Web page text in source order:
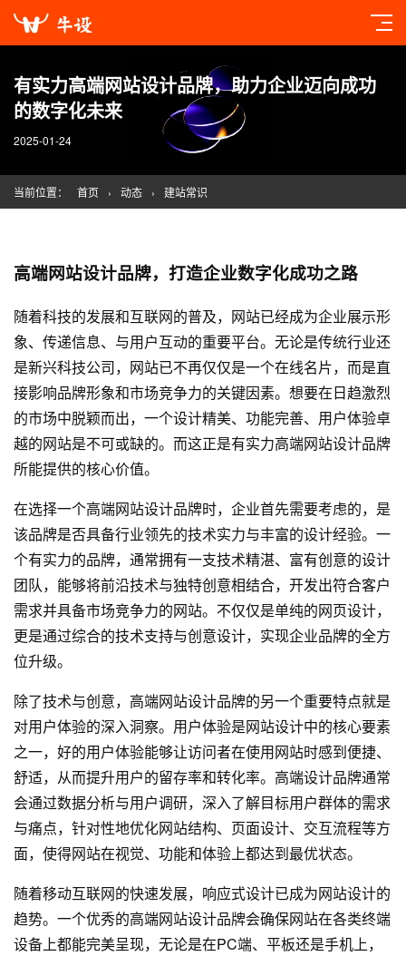
有实力高端网站设计品牌，助力企业迈向成功
的数字化未来
2025-01-24
当前位置： 首页 › 动态 › 建站常识
高端网站设计品牌，打造企业数字化成功之路
随着科技的发展和互联网的普及，网站已经成为企业展示形
象、传递信息、与用户互动的重要平台。无论是传统行业还
是新兴科技公司，网站已不再仅仅是一个在线名片，而是直
接影响品牌形象和市场竞争力的关键因素。想要在日趋激烈
的市场中脱颖而出，一个设计精美、功能完善、用户体验卓
越的网站是不可或缺的。而这正是有实力高端网站设计品牌
所能提供的核心价值。
在选择一个高端网站设计品牌时，企业首先需要考虑的，是
该品牌是否具备行业领先的技术实力与丰富的设计经验。一
个有实力的品牌，通常拥有一支技术精湛、富有创意的设计
团队，能够将前沿技术与独特创意相结合，开发出符合客户
需求并具备市场竞争力的网站。不仅仅是单纯的网页设计，
更是通过综合的技术支持与创意设计，实现企业品牌的全方
位升级。
除了技术与创意，高端网站设计品牌的另一个重要特点就是
对用户体验的深入洞察。用户体验是网站设计中的核心要素
之一，好的用户体验能够让访问者在使用网站时感到便捷、
舒适，从而提升用户的留存率和转化率。高端设计品牌通常
会通过数据分析与用户调研，深入了解目标用户群体的需求
与痛点，针对性地优化网站结构、页面设计、交互流程等方
面，使得网站在视觉、功能和体验上都达到最优状态。
随着移动互联网的快速发展，响应式设计已成为网站设计的
趋势。一个优秀的高端网站设计品牌会确保网站在各类终端
设备上都能完美呈现，无论是在PC端、平板还是手机上，